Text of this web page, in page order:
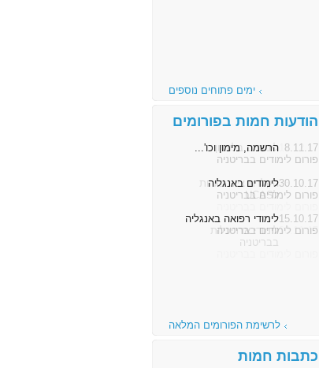
ימים פתוחים נוספים
הודעות חמות בפורומים
8.11.17 הרשמה, מימון וכו'...
פורום לימודים בבריטניה
30.10.17לימודים באנגליה
פורום לימודים בבריטניה
15.10.17לימודי רפואה באנגליה
פורום לימודים בבריטניה
לרשימת הפורומים המלאה
כתבות חמות